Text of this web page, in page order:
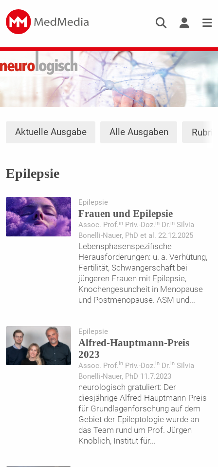
Aktuelle Ausgabe Alle Ausgaben
Epilepsie
Epilepsie
Frauen und Epilepsie
Assoc. Prof.inPriv.-Doz.inDr.inSilvia
Bonelli-Nauer, PhD et al. 22.12.2025
Lebensphasenspezifische
Herausforderungen: u. a. Verhütung,
Fertilität, Schwangerschaft bei
jüngeren Frauen mit Epilepsie,
Knochengesundheit in Menopause
und Postmenopause. ASM und...
Epilepsie
Alfred-Hauptmann-Preis
2023
Assoc. Prof.inPriv.-Doz.inDr.inSilvia
Bonelli-Nauer, PhD 11.7.2023
neurologisch gratuliert: Der
diesjährige Alfred-Hauptmann-Preis
für Grundlagenforschung auf dem
Gebiet der Epileptologie wurde an
das Team rund um Prof. Jürgen
Knoblich, Institut für...